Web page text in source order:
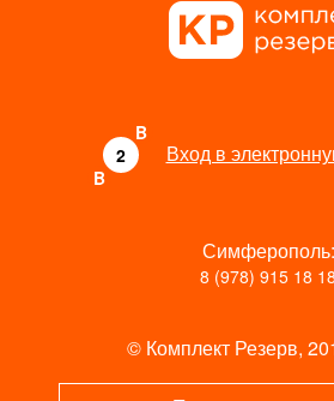
B
2
B
Вход в
Симферополь:
8 (978) 915 18 18
© Комплект Резерв,